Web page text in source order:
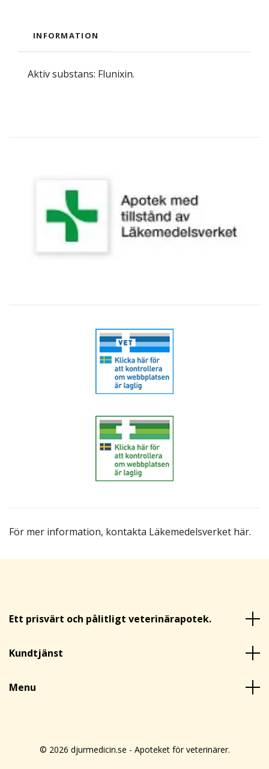
För mer information, kontakta Läkemedelsverket här.
INFORMATION
Aktiv substans: Flunixin.
Ett prisvärt och pålitligt veterinärapotek.
Kundtjänst
Menu
© 2026 djurmedicin.se - Apoteket för veterinärer.